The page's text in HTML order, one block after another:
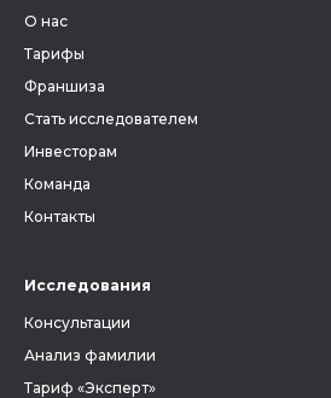
О нас
Тарифы
Франшиза
Стать исследователем
Инвесторам
Команда
Контакты
Исследования
Консультации
Анализ фамилии
Тариф «Эксперт»